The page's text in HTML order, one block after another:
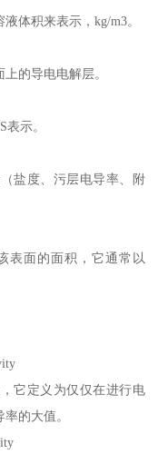
体积来表示，kg/m3。
的导电电解层。
示。
盐度、污层电导率、附
表面的面积，它通常以
它定义为仅仅在进行电
的大值。